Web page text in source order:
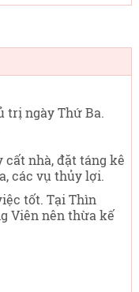
trị ngày Thứ Ba.
cất nhà, đặt táng kê
các vụ thủy lợi.
tốt. Tại Thìn
Viên nên thừa kế